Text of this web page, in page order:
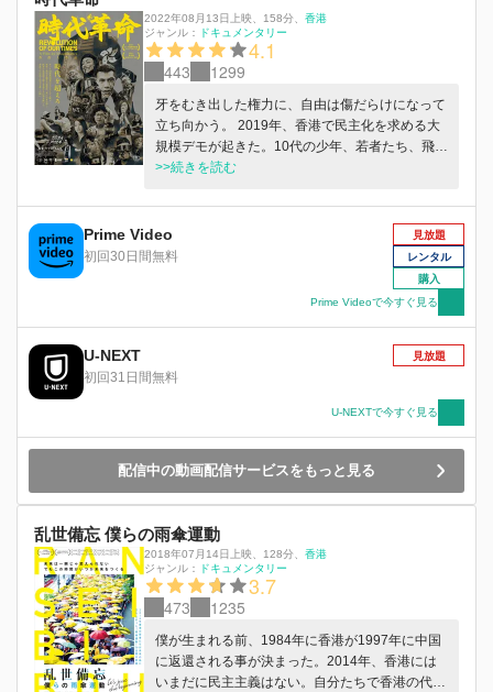
2022年08月13日上映 158分
香港
ジャンル：
ドキュメンタリー
4.1
443 1299
牙をむき出した権力に、自由は傷だらけになって
立ち向かう。 2019年、香港で民主化を求める大
規模デモが起きた。10代の少年、若者たち、飛び
交う催涙弾、ゴム弾、火炎瓶……。この最前線を
たのが本作だ。カンヌ国際映画祭などでサプライ
ズ上映され、国際社会に深いインパクトを与えた
衝撃作が今夏、日本で公開される。自由に明日は
>>続きを読む
Prime Video
初回30日間無料
見放題
レンタル
購入
Prime Videoで今すぐ見る
U-NEXT
初回31日間無料
見放題
U-NEXTで今すぐ見る
配信中の動画配信サービスをもっと見る
乱世備忘 僕らの雨傘運動
2018年07月14日上映 128分
香港
ジャンル：
ドキュメンタリー
3.7
473 1235
僕が生まれる前、1984年に香港が1997年に中国
に返還される事が決まった。2014年、香港には
いまだに民主主義はない。自分たちで香港の代表